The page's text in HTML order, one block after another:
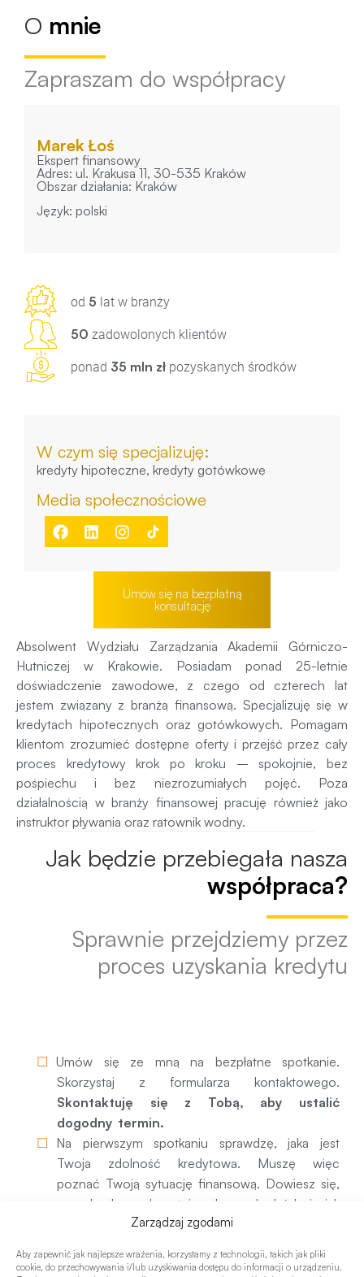
Zarządzaj zgodami
Aby zapewnić jak najlepsze wrażenia, korzystamy z technologii, takich jak pliki
cookie, do przechowywania i/lub uzyskiwania dostępu do informacji o urządzeniu.
O mnie
Zapraszam do współpracy
Marek Łoś
Ekspert finansowy
Adres: ul. Krakusa 11, 30-535 Kraków
Obszar działania: Kraków
Język: polski
od 5 lat w branży
50 zadowolonych klientów
ponad 35 mln zł pozyskanych środków
W czym się specjalizuję:
kredyty hipoteczne, kredyty gotówkowe
Media społecznościowe
Umów się na bezpłatną
konsultację
Absolwent Wydziału Zarządzania Akademii Górniczo-
Hutniczej w Krakowie. Posiadam ponad 25-letnie
doświadczenie zawodowe, z czego od czterech lat
jestem związany z branżą finansową. Specjalizuję się w
kredytach hipotecznych oraz gotówkowych. Pomagam
klientom zrozumieć dostępne oferty i przejść przez cały
proces kredytowy krok po kroku – spokojnie, bez
pośpiechu i bez niezrozumiałych pojęć. Poza
działalnością w branży finansowej pracuję również jako
instruktor pływania oraz ratownik wodny.
Jak będzie przebiegała nasza
współpraca?
Sprawnie przejdziemy przez
proces uzyskania kredytu
Umów się ze mną na bezpłatne spotkanie.
Skorzystaj z formularza kontaktowego.
Skontaktuję się z Tobą, aby ustalić
dogodny termin.
Na pierwszym spotkaniu sprawdzę, jaka jest
Twoja zdolność kredytowa. Muszę więc
poznać Twoją sytuację finansową. Dowiesz się,
czy bank zaakceptuje dany dochód i jak
potraktuje Twoje obecne zobowiązania.
i potrzebach kredytowych. Podpowiem także,